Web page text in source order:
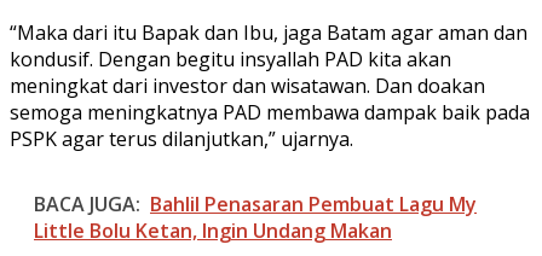
“Maka dari itu Bapak dan Ibu, jaga Batam agar aman dan
kondusif. Dengan begitu insyallah PAD kita akan
meningkat dari investor dan wisatawan. Dan doakan
semoga meningkatnya PAD membawa dampak baik pada
PSPK agar terus dilanjutkan,” ujarnya.
BACA JUGA: Bahlil Penasaran Pembuat Lagu My
Little Bolu Ketan, Ingin Undang Makan